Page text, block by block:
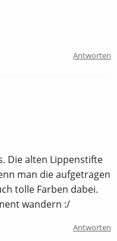
Antworten
Die alten Lippenstifte
man die aufgetragen
tolle Farben dabei.
wandern :/
Antworten